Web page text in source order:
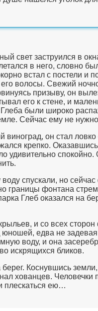
свет заструился в
в него, словно
встал с постели и
волосы. Свежий
призыву, он
его к стене, и
были широко
Сейчас ему не
он стал ловко
крепко.
удивительно
спускали, но сейчас
границы фонтана
Глеб оказался на
и со всех
едва не
воду, и она
искрящихся бликов.
Коснувшись
хованцев. Человечки
плескаться ею…